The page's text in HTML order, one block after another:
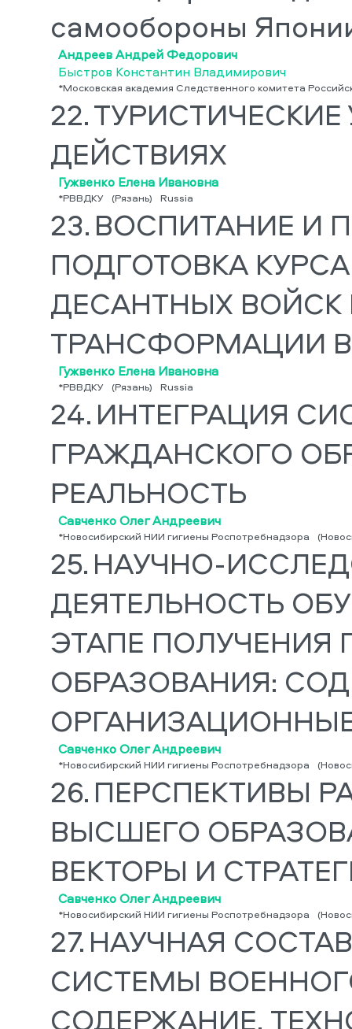
самообороны
Андреев Андрей Федорович
Быстров Константин Владимирович
*Московская академия Следственного комитета
22.
ДЕЙСТВИЯХ
Гужвенко Елена Ивановна
*РВВДКУ (Рязань) Russia
23. ВОСПИТАНИЕ И
ПОДГОТОВКА
ДЕСАНТНЫХ
ТРАНСФОРМАЦИИ
Гужвенко Елена Ивановна
*РВВДКУ (Рязань) Russia
24. ИНТЕГРАЦИЯ
ГРАЖДАНСКОГО
РЕАЛЬНОСТЬ
Савченко Олег Андреевич
*Новосибирский НИИ гигиены Роспотребнадзора
25. НАУЧНО-
ДЕЯТЕЛЬНОСТЬ
ЭТАПЕ
ОБРАЗОВАНИЯ:
Савченко Олег Андреевич
*Новосибирский НИИ гигиены Роспотребнадзора
26. ПЕРСПЕКТИВЫ
ВЫСШЕГО
ВЕКТОРЫ И
Савченко Олег Андреевич
*Новосибирский НИИ гигиены Роспотребнадзора
27. НАУЧНАЯ
СИСТЕМЫ
СОДЕРЖАНИЕ,